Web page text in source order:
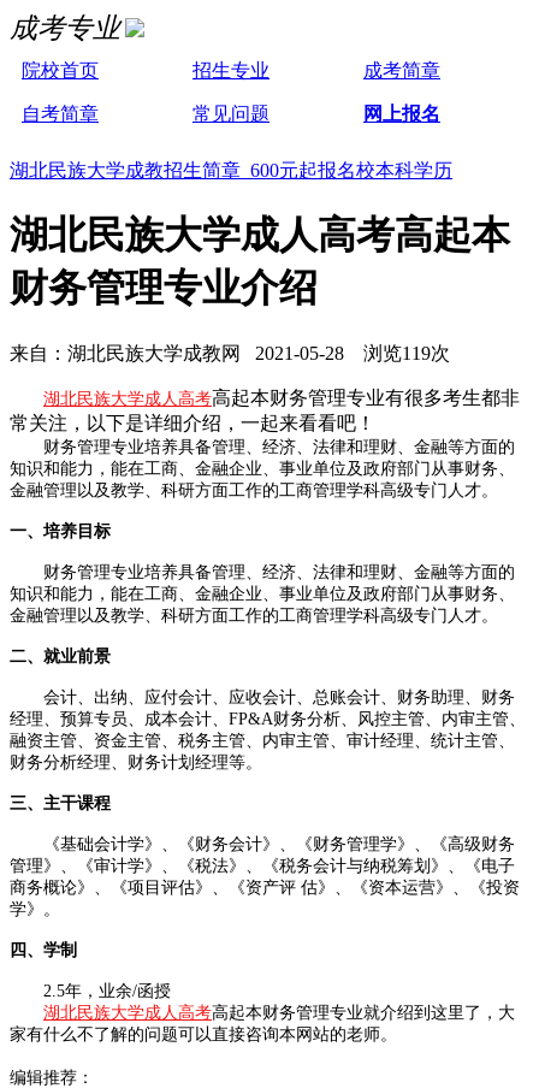
成考专业
院校首页 招生专业 成考简章
自考简章 常见问题 网上报名
湖北民族大学成教招生简章 600元起报名校本科学历
湖北民族大学成人高考高起本
财务管理专业介绍
来自：湖北民族大学成教网 2021-05-28 浏览119次
湖北民族大学成人高考高起本财务管理专业有很多考生都非
常关注，以下是详细介绍，一起来看看吧！
财务管理专业培养具备管理、经济、法律和理财、金融等方面的
知识和能力，能在工商、金融企业、事业单位及政府部门从事财务、
金融管理以及教学、科研方面工作的工商管理学科高级专门人才。
一、培养目标
财务管理专业培养具备管理、经济、法律和理财、金融等方面的
知识和能力，能在工商、金融企业、事业单位及政府部门从事财务、
金融管理以及教学、科研方面工作的工商管理学科高级专门人才。
二、就业前景
会计、出纳、应付会计、应收会计、总账会计、财务助理、财务
经理、预算专员、成本会计、FP&A财务分析、风控主管、内审主管、
融资主管、资金主管、税务主管、内审主管、审计经理、统计主管、
财务分析经理、财务计划经理等。
三、主干课程
《基础会计学》、《财务会计》、《财务管理学》、《高级财务
管理》、《审计学》、《税法》、《税务会计与纳税筹划》、《电子
商务概论》、《项目评估》、《资产评 估》、《资本运营》、《投资
学》。
四、学制
2.5年，业余/函授
湖北民族大学成人高考高起本财务管理专业就介绍到这里了，大
家有什么不了解的问题可以直接咨询本网站的老师。
编辑推荐：